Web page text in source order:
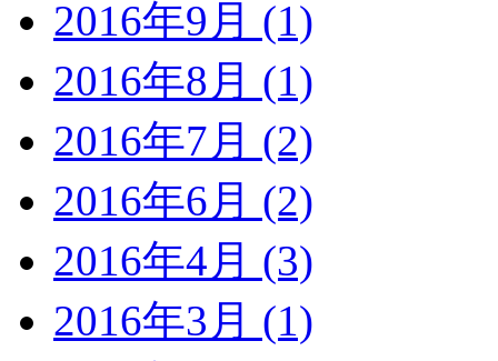
2016年9月 (1)
2016年8月 (1)
2016年7月 (2)
2016年6月 (2)
2016年4月 (3)
2016年3月 (1)